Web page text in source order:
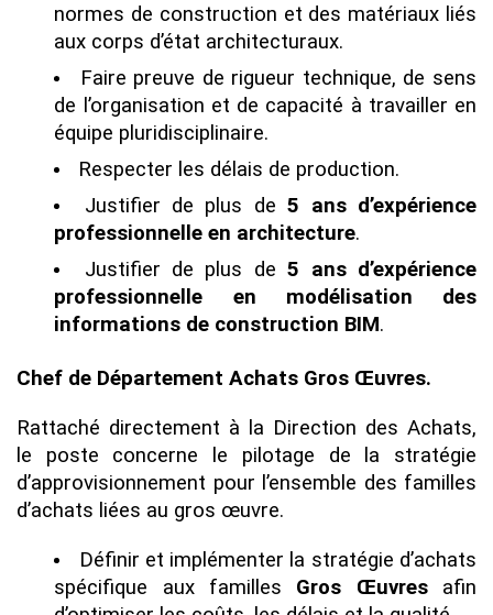
normes de construction et des matériaux liés
aux corps d’état architecturaux.
Faire preuve de rigueur technique, de sens
de l’organisation et de capacité à travailler en
équipe pluridisciplinaire.
Respecter les délais de production.
Justifier de plus de5 ans d’expérience
professionnelle en architecture.
Justifier de plus de5 ans d’expérience
professionnelle en modélisation des
informations de construction BIM.
Chef de Département Achats Gros Œuvres.
Rattaché directement à la Direction des Achats,
le poste concerne le pilotage de la stratégie
d’approvisionnement pour l’ensemble des familles
d’achats liées au gros œuvre.
Définir et implémenter la stratégie d’achats
spécifique aux familles Gros Œuvresafin